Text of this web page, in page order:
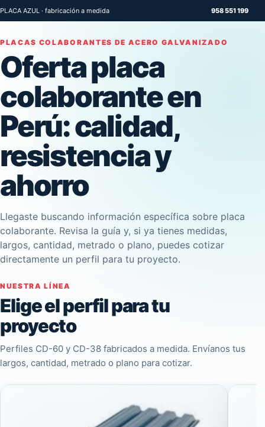
PLACA AZUL · fabricación a medida 958 551 199
PLACAS COLABORANTES DE ACERO GALVANIZADO
Oferta placa
colaborante en
Perú: calidad,
resistencia y
ahorro
Llegaste buscando información específica sobre placa
colaborante. Revisa la guía y, si ya tienes medidas,
largos, cantidad, metrado o plano, puedes cotizar
directamente un perfil para tu proyecto.
NUESTRA LÍNEA
Elige el perfil para tu
proyecto
Perfiles CD-60 y CD-38 fabricados a medida. Envíanos tus
largos, cantidad, metrado o plano para cotizar.